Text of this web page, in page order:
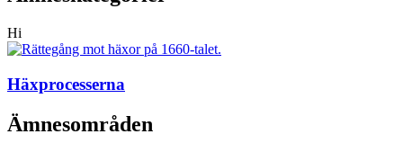
Hi
Häxprocesserna
Ämnesområden